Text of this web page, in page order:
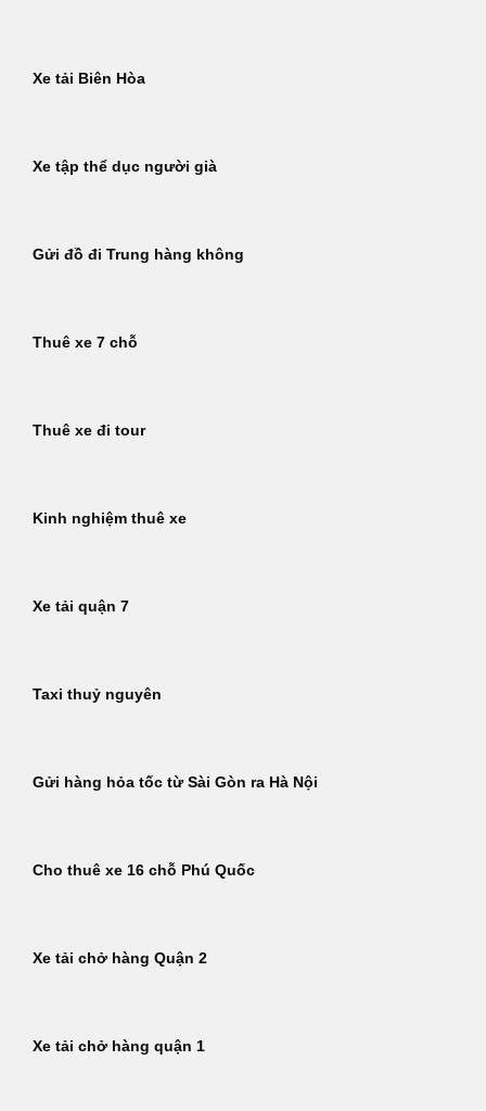
Xe tải Biên Hòa
Xe tập thể dục người già
Gửi đồ đi Trung hàng không
Thuê xe 7 chỗ
Thuê xe đi tour
Kinh nghiệm thuê xe
Xe tải quận 7
Taxi thuỷ nguyên
Gửi hàng hỏa tốc từ Sài Gòn ra Hà Nội
Cho thuê xe 16 chỗ Phú Quốc
Xe tải chở hàng Quận 2
Xe tải chở hàng quận 1